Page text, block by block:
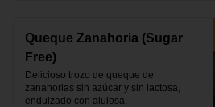
Queque Zanahoria (Sugar
Free)
Delicioso trozo de queque de
zanahorias sin azúcar y sin lactosa,
endulzado con alulosa.